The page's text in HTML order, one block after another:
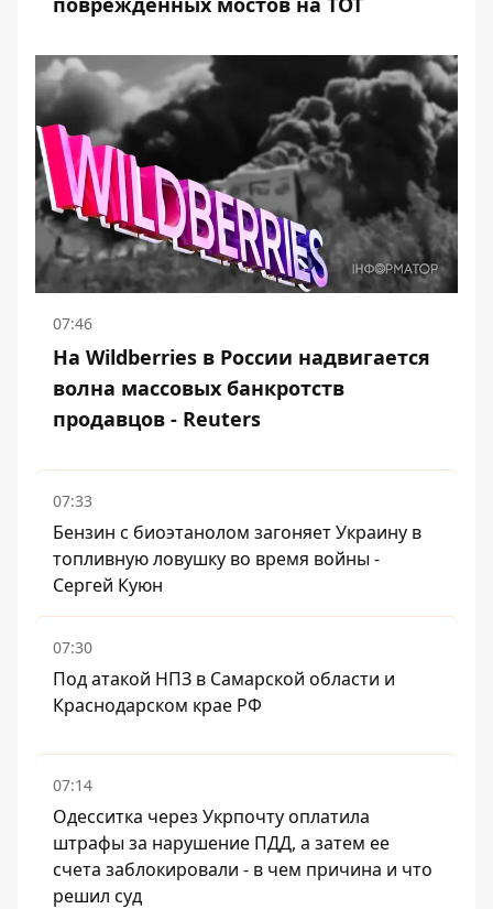
07:46
На Wildberries в России надвигается
волна массовых банкротств
продавцов - Reuters
07:33
Бензин с биоэтанолом загоняет Украину в
топливную ловушку во время войны -
Сергей Куюн
07:30
Под атакой НПЗ в Самарской области и
Краснодарском крае РФ
07:14
Одесситка через Укрпочту оплатила
штрафы за нарушение ПДД, а затем ее
счета заблокировали - в чем причина и что
решил суд